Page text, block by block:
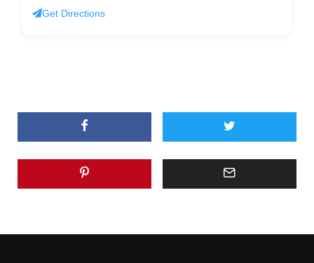
Get Directions